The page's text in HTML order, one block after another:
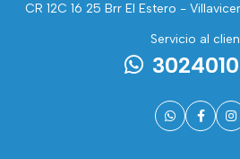
CR 12C 16 25 Brr El Estero -
Servicio al